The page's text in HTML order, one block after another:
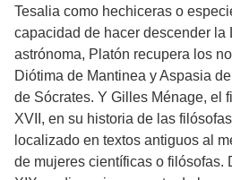
Tesalia como hechiceras o
capacidad de hacer descender la
astrónoma, Platón recupera los
Diótima de Mantinea y Aspasia
de Sócrates. Y Gilles Ménage, el
XVII, en su historia de las
localizado en textos antiguos al
de mujeres científicas o filósofas.